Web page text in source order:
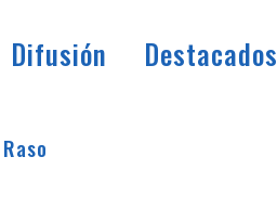
Difusión Destacados